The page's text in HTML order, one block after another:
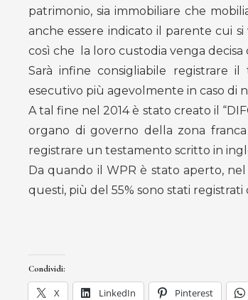
patrimonio, sia immobiliare che
anche essere indicato il parente cui
così che la loro custodia venga decisa
Sarà infine consigliabile registrare
esecutivo più agevolmente in caso di
A tal fine nel 2014 è stato creato il
organo di governo della zona
registrare un testamento scritto in
Da quando il WPR è stato aperto,
questi, più del 55% sono stati
Condividi:
X LinkedIn Pinterest